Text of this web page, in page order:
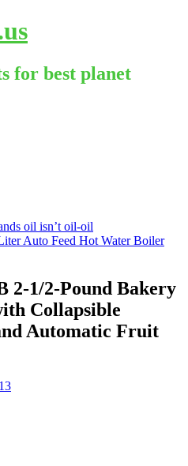
for best planet
oil isn’t oil-oil
Auto Feed Hot Water Boiler
2-1/2-Pound Bakery
Collapsible
Automatic Fruit